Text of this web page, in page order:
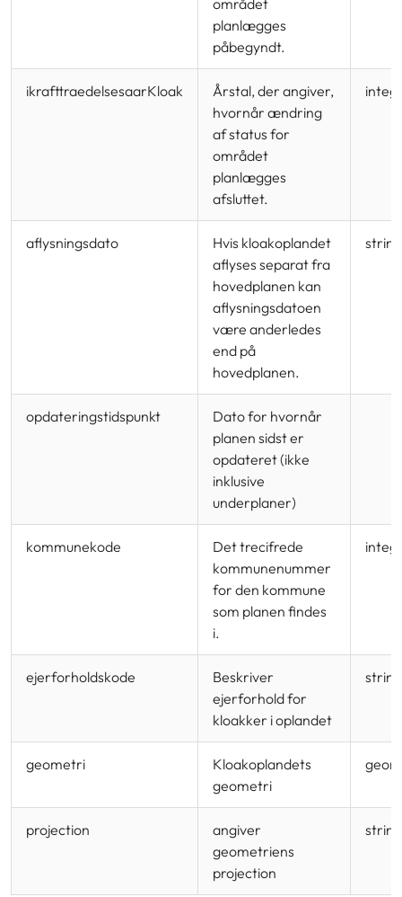
planlægges
påbegyndt.
ikrafttraedelsesaarKloak
Årstal, der angiver,
hvornår ændring
af status for
området
planlægges
afsluttet.
aflysningsdato
Hvis kloakoplandet
aflyses separat fra
hovedplanen kan
aflysningsdatoen
være anderledes
end på
hovedplanen.
opdateringstidspunkt
Dato for hvornår
planen sidst er
opdateret (ikke
inklusive
underplaner)
kommunekode
Det trecifrede
kommunenummer
for den kommune
som planen findes
i.
ejerforholdskode
Beskriver
ejerforhold for
kloakker i oplandet
geometri
Kloakoplandets
geometri
projection
angiver
geometriens
projection
string